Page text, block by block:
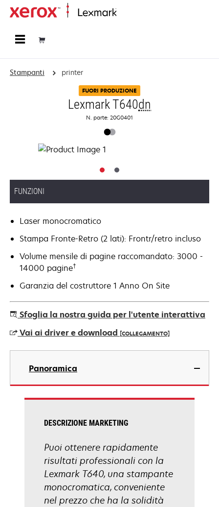
Stampanti printer
FUORI PRODUZIONE
Lexmark T640dn
N. parte: 20G0401
FUNZIONI
Laser monocromatico
Stampa Fronte-Retro (2 lati): Frontr/retro incluso
Volume mensile di pagine raccomandato: 3000 -
14000 pagine†
Garanzia del costruttore 1 Anno On Site
Sfoglia la nostra guida per l'utente interattiva
Vai ai driver e download [COLLEGAMENTO]
si
una
nuova
Panoramica
DESCRIZIONE MARKETING
Puoi ottenere rapidamente
risultati professionali con la
Lexmark T640, una stampante
monocromatica, conveniente
nel prezzo che ha la solidità